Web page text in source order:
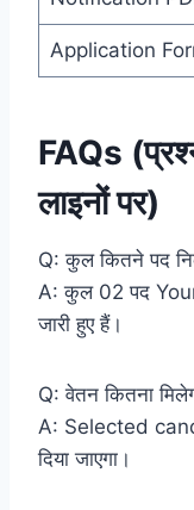
Application
FAQs
लाइनों पर)
Q: कुल कितने पद
A: कुल 02 पद
जारी हुए हैं।
Q: वेतन कितना
A: Selected
दिया जाएगा।